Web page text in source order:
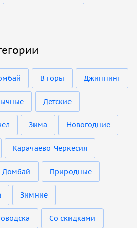
В горы Джиппинг
Детские
Зима Новогодние
Карачаево-Черкесия
Домбай Природные
Зимние
Со скидками